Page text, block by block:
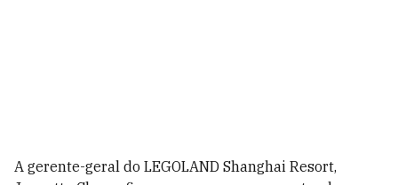
A gerente-geral do LEGOLAND Shanghai Resort,